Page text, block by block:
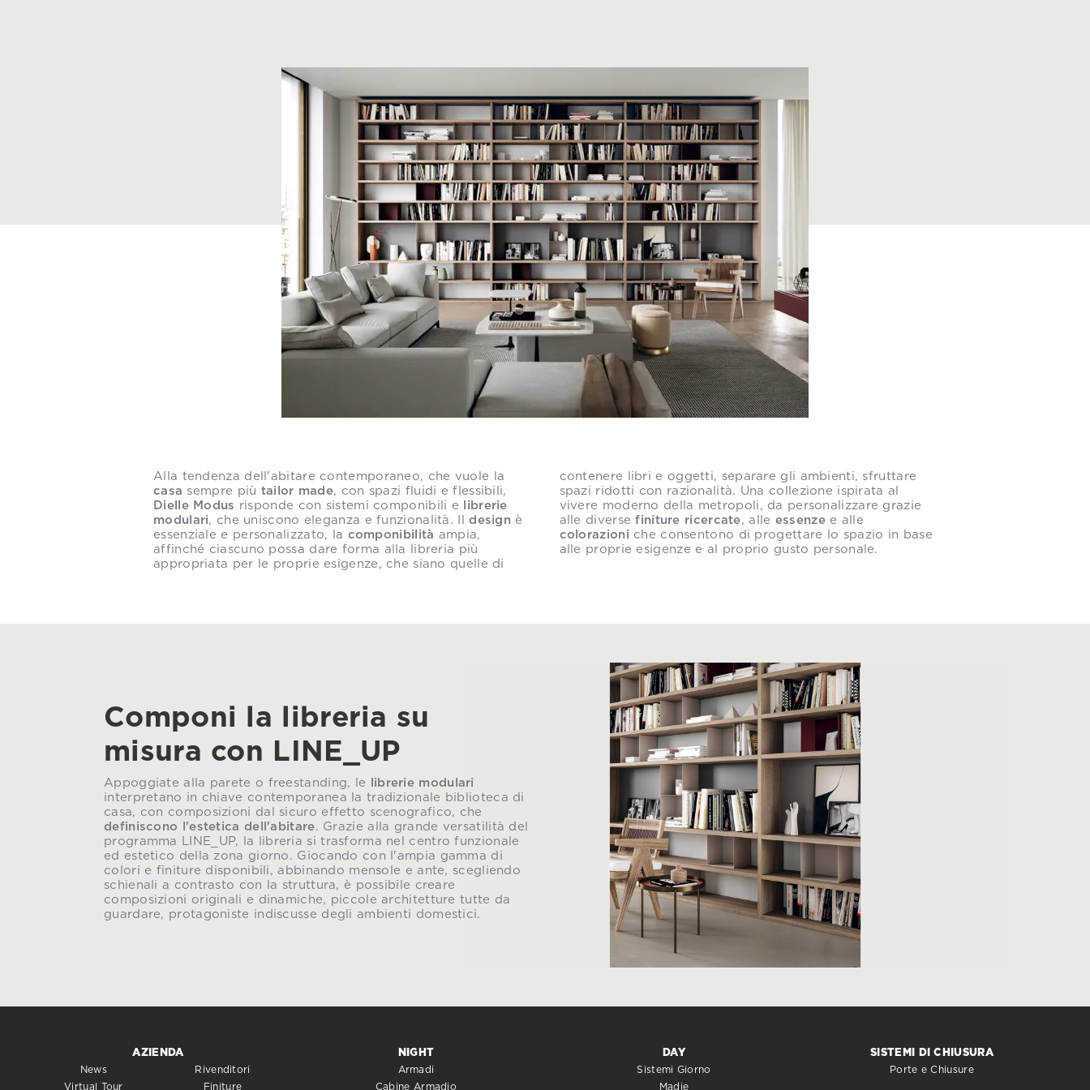
Alla tendenza dell'abitare contemporaneo, che vuole la
casa sempre più tailor made, con spazi fluidi e flessibili,
Dielle Modus risponde con sistemi componibili e
librerie
modulari, che uniscono eleganza e funzionalità. Ildesign è
essenziale e personalizzato, la componibilità ampia,
affinché ciascuno possa dare forma alla libreria più
appropriata per le proprie esigenze, che siano quelle di
contenere libri e oggetti, separare gli ambienti, sfruttare
spazi ridotti con razionalità. Una collezione ispirata al
vivere moderno della metropoli, da personalizzare grazie
alle diversefiniture ricercate, alle essenzee alle
colorazioni che consentono di progettare lo spazio in base
alle proprie esigenze e al proprio gusto personale.
Componi la libreria su
misura con LINE_UP
Appoggiate alla parete o freestanding, le
librerie modulari
interpretano in chiave contemporanea la tradizionale biblioteca di
casa, con composizioni dal sicuro effetto scenografico, che
definiscono l'estetica dell'abitare. Grazie alla grande versatilità del
programma LINE_UP, la libreria si trasforma nel centro funzionale
ed estetico della zona giorno. Giocando con l'ampia gamma di
colori e finiture disponibili, abbinando mensole e ante, scegliendo
schienali a contrasto con la struttura, è possibile creare
composizioni originali e dinamiche, piccole architetture tutte da
guardare, protagoniste indiscusse degli ambienti domestici.
AZIENDA
News
Virtual Tour
Rivenditori
Finiture
NIGHT
Armadi
Cabine Armadio
DAY
Sistemi Giorno
Madie
SISTEMI DI CHIUSURA
Porte e Chiusure